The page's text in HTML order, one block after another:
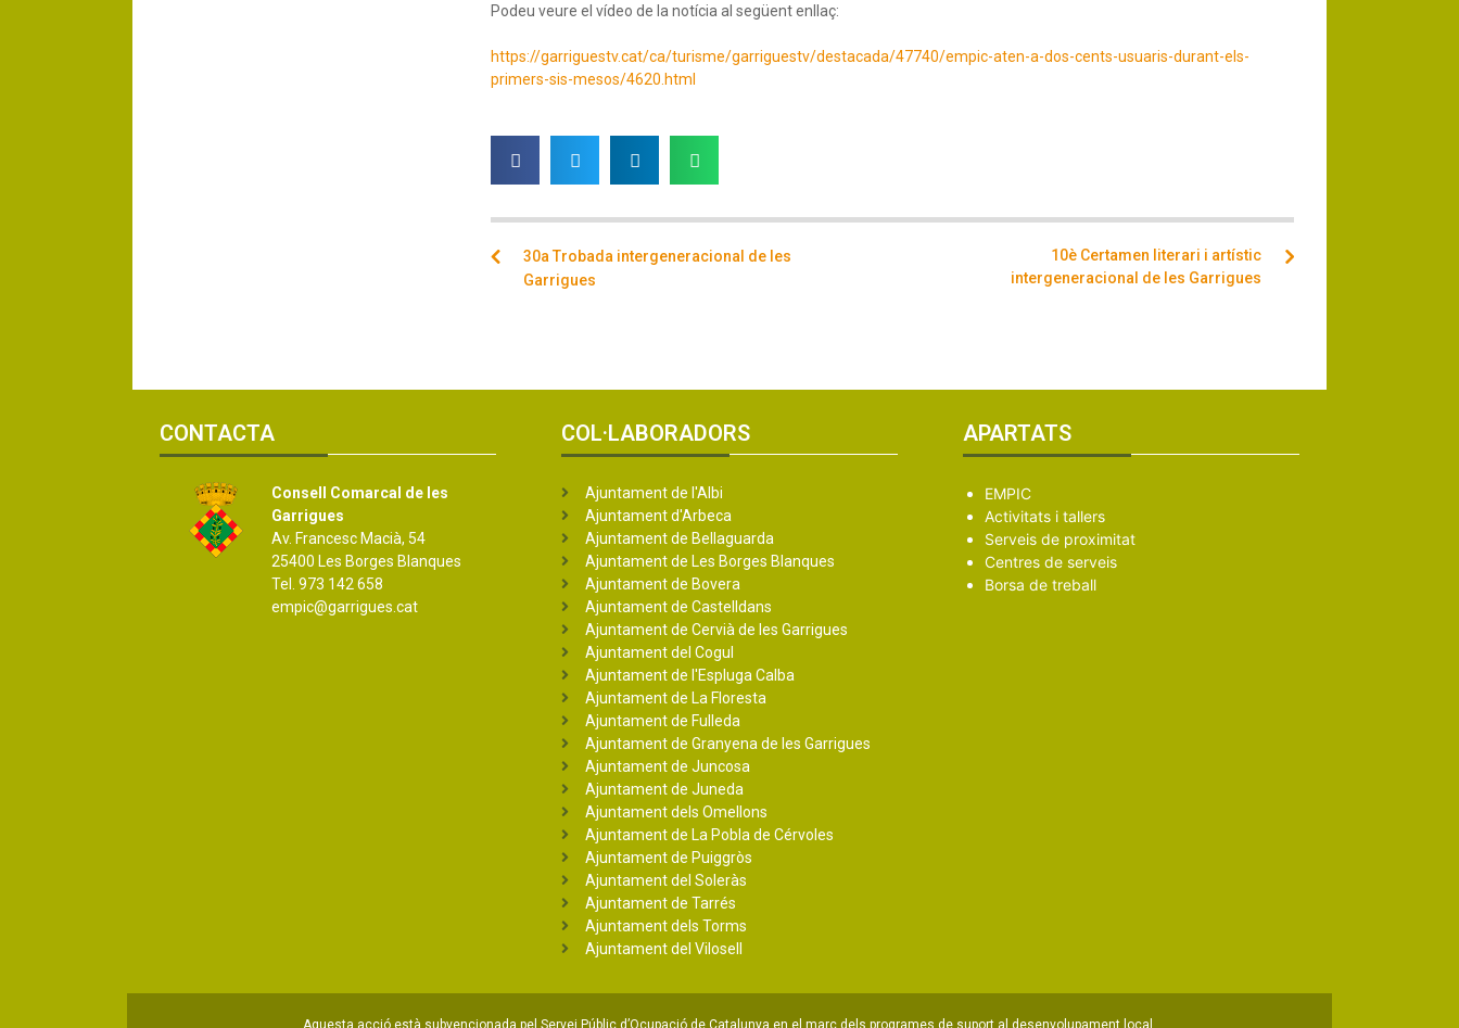
Podeu veure el vídeo de la notícia al següent enllaç:
https://garriguestv.cat/ca/turisme/garriguestv/destacada/47740/empic-aten-a-dos-cents-usuaris-durant-els-
primers-sis-mesos/4620.html
30a Trobada intergeneracional de les
Garrigues
10è Certamen literari i artístic
intergeneracional de les Garrigues
CONTACTA
Consell Comarcal de les
Garrigues
Av. Francesc Macià, 54
25400 Les Borges Blanques
Tel. 973 142 658
empic@garrigues.cat
COL·LABORADORS
Ajuntament de l'Albi
Ajuntament d'Arbeca
Ajuntament de Bellaguarda
Ajuntament de Les Borges Blanques
Ajuntament de Bovera
Ajuntament de Castelldans
Ajuntament de Cervià de les Garrigues
Ajuntament del Cogul
Ajuntament de l'Espluga Calba
Ajuntament de La Floresta
Ajuntament de Fulleda
Ajuntament de Granyena de les Garrigues
Ajuntament de Juncosa
Ajuntament de Juneda
Ajuntament dels Omellons
Ajuntament de La Pobla de Cérvoles
Ajuntament de Puiggròs
Ajuntament del Soleràs
Ajuntament de Tarrés
Ajuntament dels Torms
Ajuntament del Vilosell
APARTATS
EMPIC
Activitats i tallers
Serveis de proximitat
Centres de serveis
Borsa de treball
Aquesta acció està subvencionada pel Servei Públic d’Ocupació de Catalunya en el marc dels programes de suport al desenvolupament local.